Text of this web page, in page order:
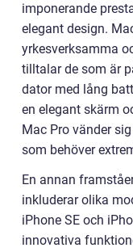
imponerande
elegant design.
yrkesverksamma
tilltalar de som är
dator med lång
en elegant skärm
Mac Pro vänder
som behöver
En annan
inkluderar olika
iPhone SE och
innovativa